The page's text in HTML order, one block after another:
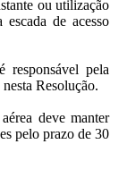
ou utilização
escada de acesso
pela
Resolução.
deve manter
pelo prazo de 30